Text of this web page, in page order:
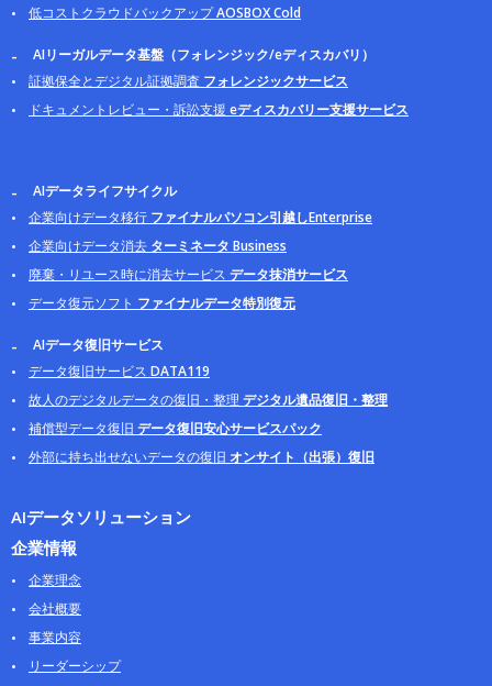
低コストクラウドバックアップAOSBOX Cold
AIリーガルデータ基盤（フォレンジック/eディスカバリ）
証拠保全とデジタル証拠調査 フォレンジックサービス
ドキュメントレビュー・訴訟支援 eディスカバリー支援サービス
AIデータライフサイクル
企業向けデータ移行 ファイナルパソコン引越しEnterprise
企業向けデータ消去 ターミネータ Business
廃棄・リユース時に消去サービス データ抹消サービス
データ復元ソフト ファイナルデータ特別復元
AIデータ復旧サービス
データ復旧サービス DATA119
故人のデジタルデータの復旧・整理 デジタル遺品復旧・整理
補償型データ復旧 データ復旧安心サービスパック
外部に持ち出せないデータの復旧 オンサイト（出張）復旧
AIデータソリューション
企業情報
企業理念
会社概要
事業内容
リーダーシップ